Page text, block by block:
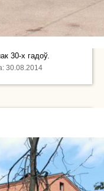
30-х гадоў.
30.08.2014